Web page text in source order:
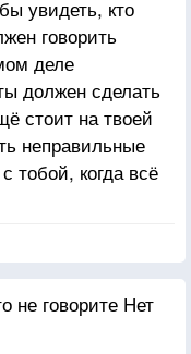
увидеть, кто
говорить
деле
должен сделать
стоит на твоей
неправильные
тобой, когда всё
кого любишь,
не говорите Нет